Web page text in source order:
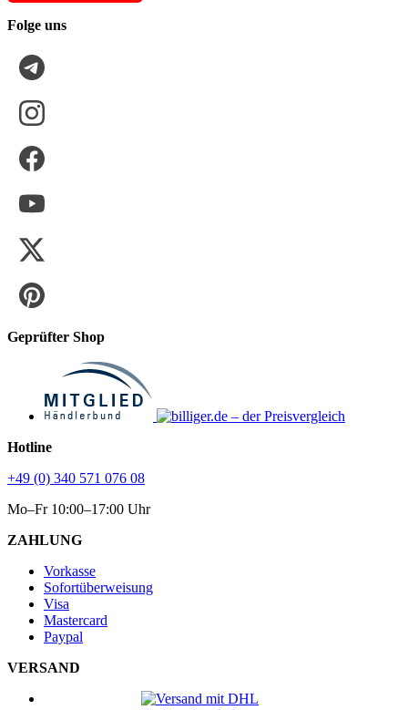
Folge uns
Geprüfter Shop
Hotline
+49 (0) 340 571 076 08
Mo–Fr 10:00–17:00 Uhr
ZAHLUNG
Vorkasse
Sofortüberweisung
Visa
Mastercard
Paypal
VERSAND